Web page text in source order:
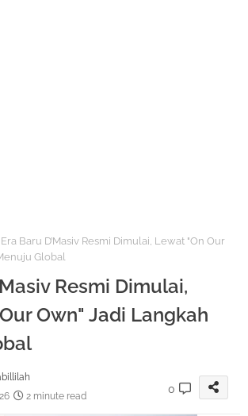
Era Baru D’Masiv Resmi Dimulai, Lewat "On Our
Global
Resmi Dimulai,
Own" Jadi Langkah
2 minute read
0